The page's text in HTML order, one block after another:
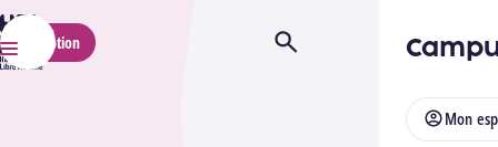
HELMo
Menu
Mon
Inscription Ouvrir/Fermer la recherche